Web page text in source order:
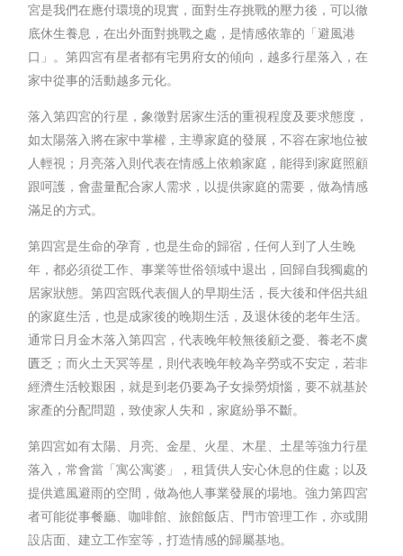
宮是我們在應付環境的現實，面對生存挑戰的壓力後，可以徹
底休生養息，在出外面對挑戰之處，是情感依靠的「避風港
口」。第四宮有星者都有宅男府女的傾向，越多行星落入，在
家中從事的活動越多元化。
落入第四宮的行星，象徵對居家生活的重視程度及要求態度，
如太陽落入將在家中掌權，主導家庭的發展，不容在家地位被
人輕視；月亮落入則代表在情感上依賴家庭，能得到家庭照顧
跟呵護，會盡量配合家人需求，以提供家庭的需要，做為情感
滿足的方式。
第四宮是生命的孕育，也是生命的歸宿，任何人到了人生晚
年，都必須從工作、事業等世俗領域中退出，回歸自我獨處的
居家狀態。第四宮既代表個人的早期生活，長大後和伴侶共組
的家庭生活，也是成家後的晚期生活，及退休後的老年生活。
通常日月金木落入第四宮，代表晚年較無後顧之憂、養老不虞
匱乏；而火土天冥等星，則代表晚年較為辛勞或不安定，若非
經濟生活較艱困，就是到老仍要為子女操勞煩惱，要不就基於
家產的分配問題，致使家人失和，家庭紛爭不斷。
第四宮如有太陽、月亮、金星、火星、木星、土星等強力行星
落入，常會當「寓公寓婆」，租賃供人安心休息的住處；以及
提供遮風避雨的空間，做為他人事業發展的場地。強力第四宮
者可能從事餐廳、咖啡館、旅館飯店、門市管理工作，亦或開
設店面、建立工作室等，打造情感的歸屬基地。